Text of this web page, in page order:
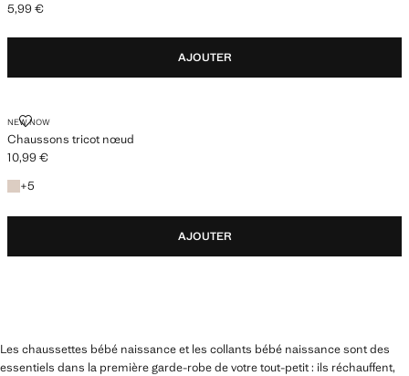
Prix actuel [5,99 € ]
5,99 €
AJOUTER
NEW NOW
Chaussons tricot nœud
CHAUSSONS TRICOT NŒUD
Prix actuel [10,99 € ]
10,99 €
+5
+5 couleurs
AJOUTER
Les chaussettes bébé naissance et les collants bébé naissance sont des
essentiels dans la première garde-robe de votre tout-petit : ils réchauffent,